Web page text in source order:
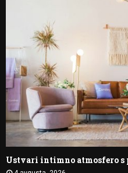
Ustvari intimno atmosfero